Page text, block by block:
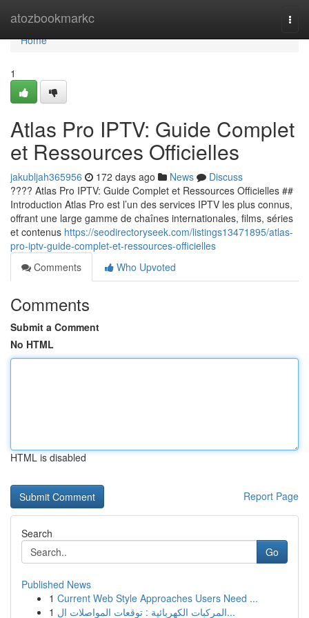
atozbookmarkc
Home
Home
1
Atlas Pro IPTV: Guide Complet
et Ressources Officielles
jakubljah365956 172 days ago News
Discuss
???? Atlas Pro IPTV: Guide Complet et Ressources Officielles ##
Introduction Atlas Pro est l’un des services IPTV les plus connus,
offrant une large gamme de chaînes internationales, films, séries
et contenus https://seodirectoryseek.com/listings13471895/atlas-
pro-iptv-guide-complet-et-ressources-officielles
Comments
Who Upvoted
Comments
Submit a Comment
No HTML
HTML is disabled
Report Page
Search
Go
Published News
1 Current Web Style Approaches Users Need ...
1
المركبات الكهربائية : توقعات المواصلات ال...